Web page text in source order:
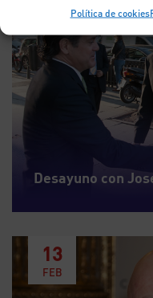
Política de cookies
Desayuno con
13
FEB